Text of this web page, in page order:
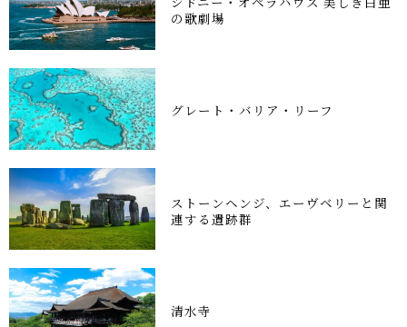
の歌劇場
グレート・バリア・リーフ
ストーンヘンジ、エーヴベリーと関
連する遺跡群
清水寺